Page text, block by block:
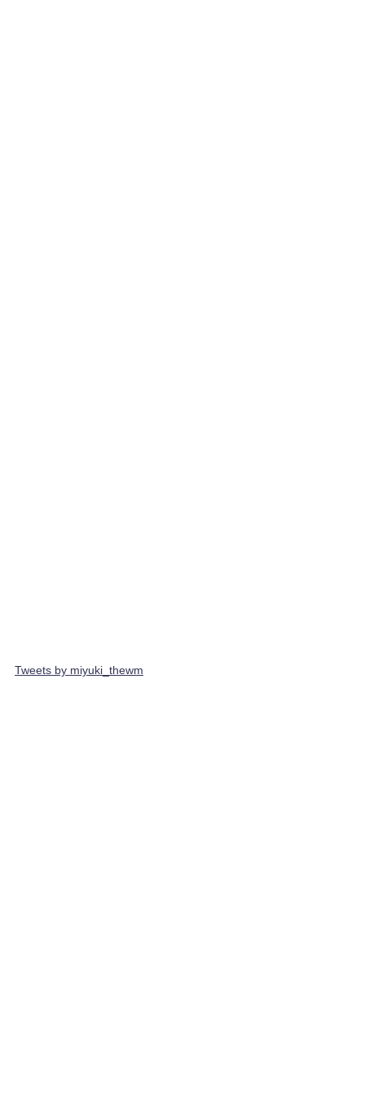
Tweets by miyuki_thewm